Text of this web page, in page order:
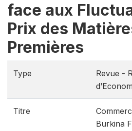
face aux
Prix des
Premières
Type
Revue -
Titre
Burkina